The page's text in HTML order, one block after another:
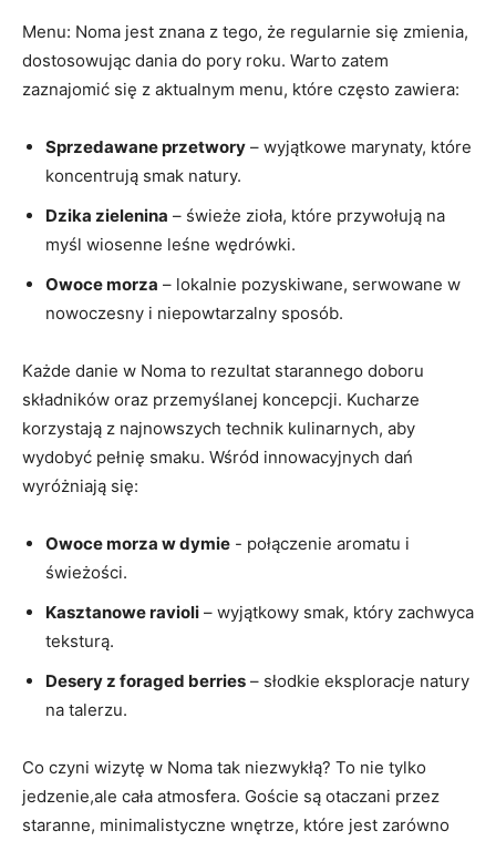
Menu: Noma jest znana z tego, że regularnie się zmienia,
dostosowując dania do pory roku. ⁣Warto zatem
zaznajomić się z aktualnym menu, które często zawiera:
Sprzedawane przetwory – ​wyjątkowe marynaty, które
koncentrują smak natury.
Dzika zielenina – świeże zioła, które przywołują na
myśl wiosenne leśne ​wędrówki.
Owoce ⁣morza – lokalnie pozyskiwane, serwowane w
nowoczesny i niepowtarzalny sposób.
Każde danie w ⁤Noma to rezultat starannego doboru
składników oraz przemyślanej koncepcji. ​Kucharze
korzystają z najnowszych technik kulinarnych, aby
wydobyć pełnię smaku.‍ Wśród innowacyjnych ‌dań
wyróżniają się:
Owoce morza ⁣w dymie -‌ połączenie aromatu i
świeżości.
Kasztanowe ravioli – wyjątkowy smak, który zachwyca
teksturą.
Desery z foraged berries – słodkie eksploracje natury
na talerzu.
Co czyni wizytę w Noma tak niezwykłą? To nie tylko
jedzenie,ale cała atmosfera. Goście są otaczani przez
staranne, minimalistyczne wnętrze, które jest zarówno